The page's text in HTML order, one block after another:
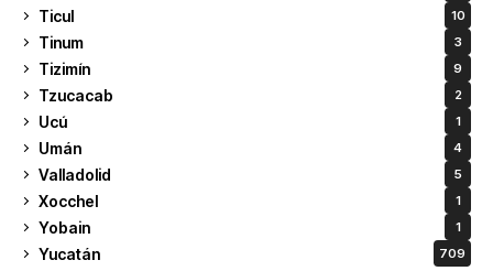
Ticul 10
Tinum 3
Tizimín 9
Tzucacab 2
Ucú 1
Umán 4
Valladolid 5
Xocchel 1
Yobain 1
Yucatán 709